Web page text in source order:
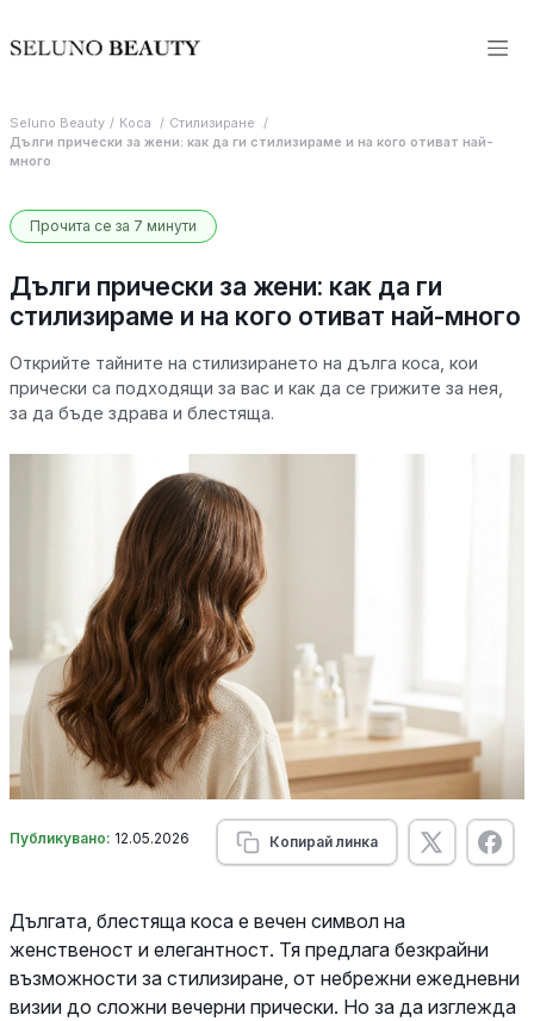
Seluno Beauty Коса
Стилизиране
Дълги прически за жени: как да ги стилизираме и на кого отиват най-
много
Прочита се за 7 минути
Дълги прически за жени: как да ги
стилизираме и на кого отиват най-много
Открийте тайните на стилизирането на дълга коса, кои
прически са подходящи за вас и как да се грижите за нея,
за да бъде здрава и блестяща.
Публикувано: 12.05.2026 Копирай линка
Дългата, блестяща коса е вечен символ на
женственост и елегантност. Тя предлага безкрайни
възможности за стилизиране, от небрежни ежедневни
визии до сложни вечерни прически. Но за да изглежда